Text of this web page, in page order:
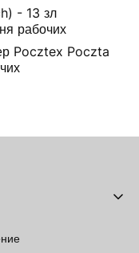
- 13 зл
рабочих
Pocztex Poczta